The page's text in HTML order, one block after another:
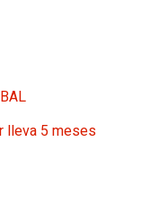
lleva 5 meses